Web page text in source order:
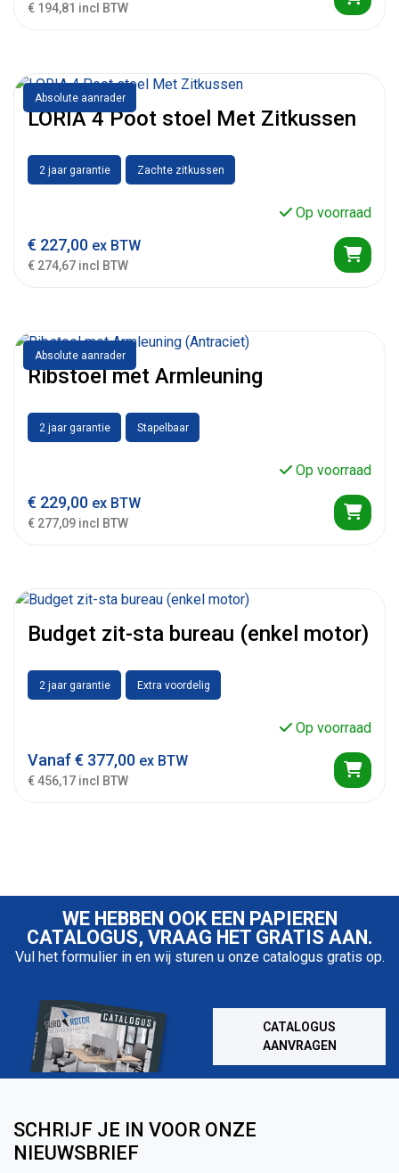
€ 194,81 incl BTW
Absolute aanrader
LORIA 4 Poot stoel Met Zitkussen
2 jaar garantie Zachte zitkussen
Op voorraad
€ 227,00 ex BTW
€ 274,67 incl BTW
Absolute aanrader
Ribstoel met Armleuning
2 jaar garantie Stapelbaar
Op voorraad
€ 229,00 ex BTW
€ 277,09 incl BTW
Budget zit-sta bureau (enkel motor)
2 jaar garantie Extra voordelig
Op voorraad
Vanaf€ 377,00 ex BTW
€ 456,17 incl BTW
WE HEBBEN OOK EEN PAPIEREN
CATALOGUS, VRAAG HET GRATIS AAN.
Vul het formulier in en wij sturen u onze catalogus gratis op.
CATALOGUS
AANVRAGEN
SCHRIJF JE IN VOOR ONZE
NIEUWSBRIEF